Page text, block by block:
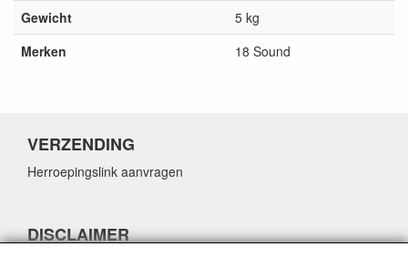
Gewicht
5 kg
Merken
18 Sound
VERZENDING
Herroepingslink aanvragen
DISCLAIMER